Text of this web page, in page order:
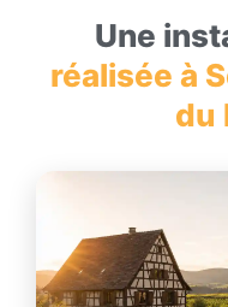
Une
réalisée à
du